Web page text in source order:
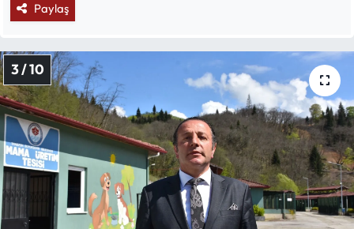
Paylaş
3 / 10